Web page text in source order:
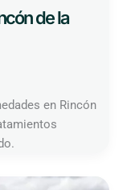
de la
en Rincón